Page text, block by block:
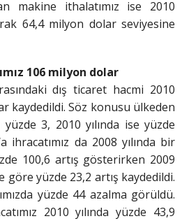
makine ithalatımız ise 2010
64,4 milyon dolar seviyesine
106 milyon dolar
dış ticaret hacmi 2010
kaydedildi. Söz konusu ülkeden
yüzde 3, 2010 yılında ise yüzde
ihracatımız da 2008 yılında bir
100,6 artış gösterirken 2009
göre yüzde 23,2 artış kaydedildi.
yüzde 44 azalma görüldü.
2010 yılında yüzde 43,9